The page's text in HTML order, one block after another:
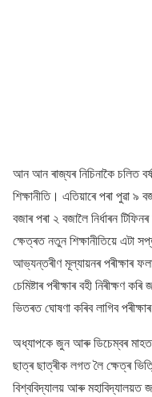
আন আন ৰাজ্যৰ নিচিনাকৈ চলিত
শিক্ষানীতি। এতিয়াৰে পৰা পুৱা ৯
বজাৰ পৰা ২ বজালৈ নিৰ্ধাৰন
ক্ষেত্ৰত নতুন শিক্ষানীতিয়ে এটা
আভ্যন্তৰীণ মূল্যায়নৰ পৰীক্ষাৰ
চেমিষ্টাৰ পৰীক্ষাৰ বহী নিৰীক্ষণ
ভিতৰত ঘোষণা কৰিব লাগিব
অধ্যাপকে জুন আৰু ডিচেম্বৰ
ছাত্ৰ ছাত্ৰীক লগত লৈ ক্ষেত্ৰ
বিশ্ববিদ্যালয় আৰু